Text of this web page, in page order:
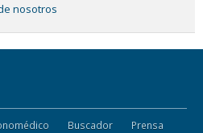
nosotros
Buscador
Prensa